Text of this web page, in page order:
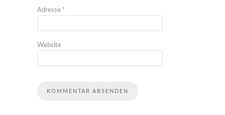
Adresse *
Website